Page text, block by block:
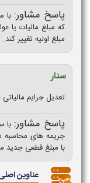
پاسخ مشاور: با
که مبلغ مالیات یا
مبلغ اولیه تغییر کند.
ستار
تعدیل جرایم
پاسخ مشاور: با
جریمه‌ های محاسبه‌
با مبلغ قطعی جدید
عناوین